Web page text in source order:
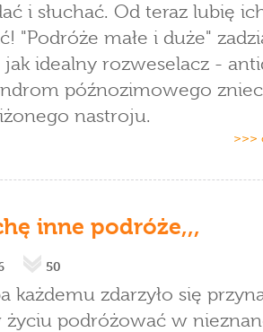
i słuchać. Od teraz lubię
"Podróże małe i duże"
idealny rozweselacz -
późnozimowego
nastroju.
>>>
inne podróże,,,
50
każdemu zdarzyło się
życiu podróżować w